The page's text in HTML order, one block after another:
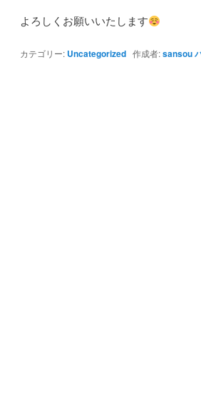
よろしくお願いいたします
カテゴリー: Uncategorized 作成者:sansou